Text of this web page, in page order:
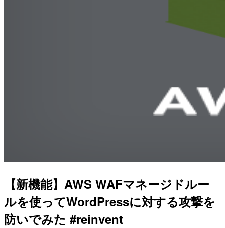
【新機能】AWS WAFマネージドルー
ルを使ってWordPressに対する攻撃を
防いでみた #reinvent